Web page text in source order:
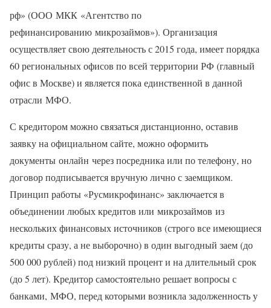
рф» (ООО МКК «Агентство по
рефинансированию микрозаймов»). Организация
осуществляет свою деятельность с 2015 года, имеет порядка
60 региональных офисов по всей территории РФ (главный
офис в Москве) и является пока единственной в данной
отрасли МФО.
С кредитором можно связаться дистанционно, оставив
заявку на официальном сайте, можно оформить
документы онлайн через посредника или по телефону, но
договор подписывается вручную лично с заемщиком.
Принцип работы «Русмикрофинанс» заключается в
объединении любых кредитов или микрозаймов из
нескольких финансовых источников (строго все имеющиеся
кредиты сразу, а не выборочно) в один выгодный заем (до
500 000 рублей) под низкий процент и на длительный срок
(до 5 лет). Кредитор самостоятельно решает вопросы с
банками, МФО, перед которыми возникла задолженность у